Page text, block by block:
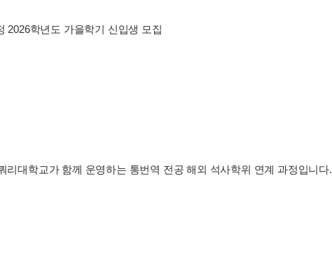
2026학년도 가을학기 신입생 모집
리대학교가 함께 운영하는 통번역 전공 해외 석사학위 연계 과정입니다.